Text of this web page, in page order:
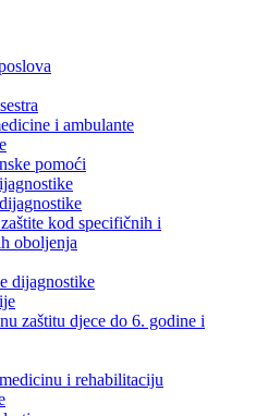
i ambulante
pomoći
kod specifičnih i
oboljenja
dijagnostike
zaštitu djece do 6. godine i
i rehabilitaciju